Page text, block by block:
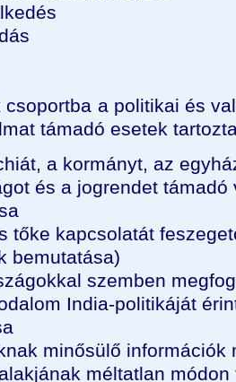
csoportba a politikai és
támadó esetek
a kormányt, az
és a jogrendet támadó
tőke kapcsolatát
bemutatása)
szemben
India-politikáját
minősülő információk
méltatlan